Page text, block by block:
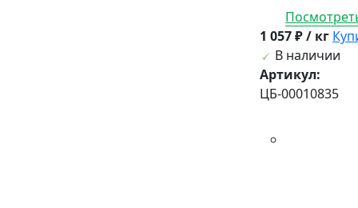
1 057 ₽ / кг
В наличии
Артикул:
ЦБ-00010835